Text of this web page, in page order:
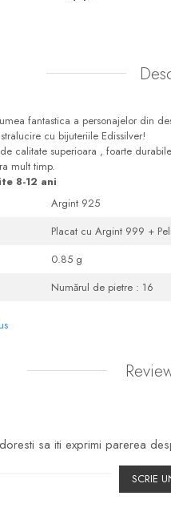
fantastica a personajelor din
cu bijuteriile Edissilver!
calitate superioara , foarte
mult timp.
8-12 ani
Argint 925
Placat cu Argint 999 +
0.85 g
Numărul de pietre : 16
sa iti exprimi parerea
SCRIE